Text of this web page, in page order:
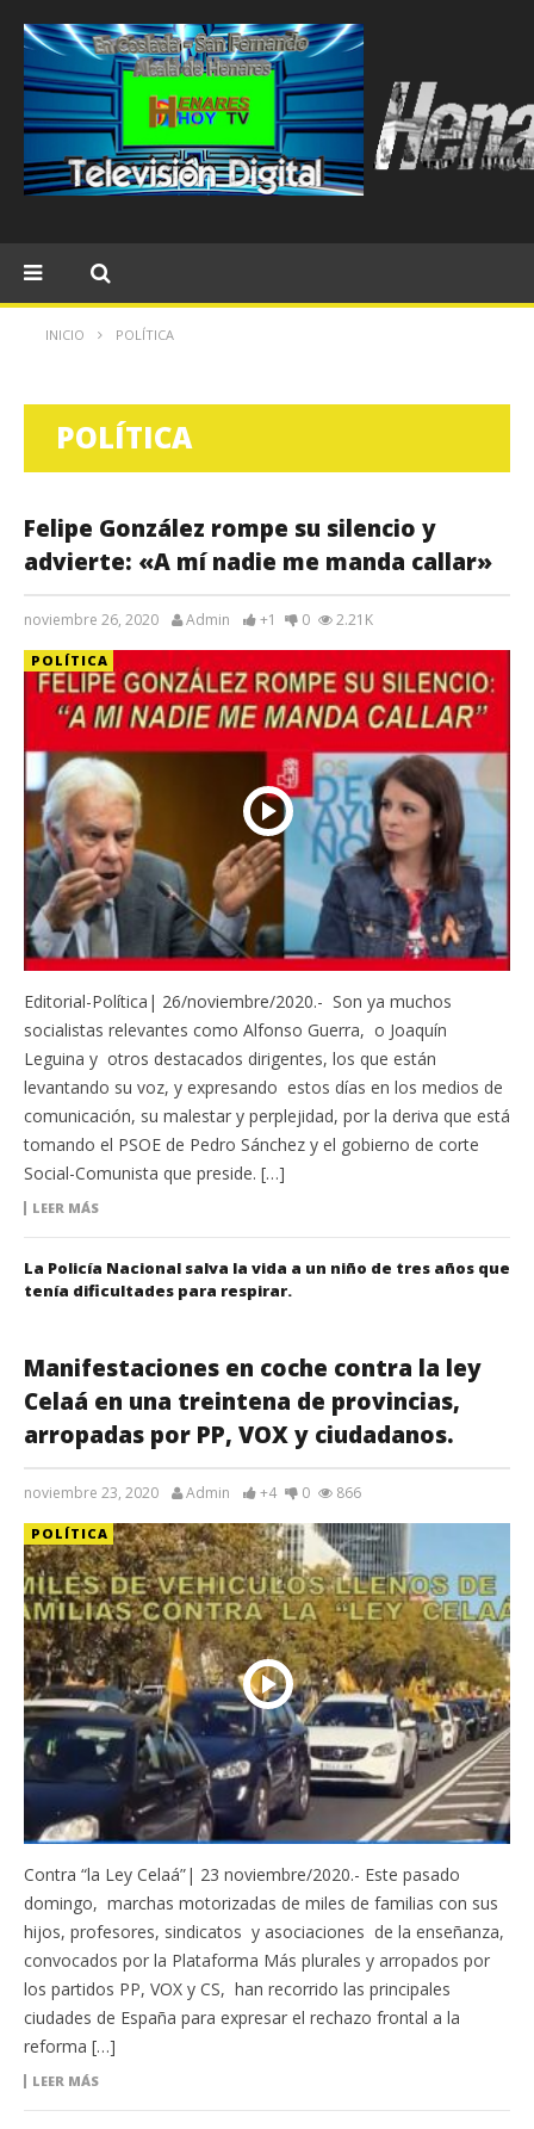
INICIO POLÍTICA
POLÍTICA
Felipe González rompe su silencio y
advierte: «A mí nadie me manda callar»
noviembre 26, 2020 Admin +1 0 2.21K
POLÍTICA
Editorial-Política| 26/noviembre/2020.- Son ya muchos
socialistas relevantes como Alfonso Guerra, o Joaquín
Leguina y otros destacados dirigentes, los que están
levantando su voz, y expresando estos días en los medios de
comunicación, su malestar y perplejidad, por la deriva que está
tomando el PSOE de Pedro Sánchez y el gobierno de corte
Social-Comunista que preside. […]
LEER MÁS
La Policía Nacional salva la vida a un niño de tres años que
tenía dificultades para respirar.
Manifestaciones en coche contra la ley
Celaá en una treintena de provincias,
arropadas por PP, VOX y ciudadanos.
noviembre 23, 2020 Admin +4 0 866
POLÍTICA
Contra “la Ley Celaá”| 23 noviembre/2020.- Este pasado
domingo, marchas motorizadas de miles de familias con sus
hijos, profesores, sindicatos y asociaciones de la enseñanza,
convocados por la Plataforma Más plurales y arropados por
los partidos PP, VOX y CS, han recorrido las principales
ciudades de España para expresar el rechazo frontal a la
reforma […]
LEER MÁS